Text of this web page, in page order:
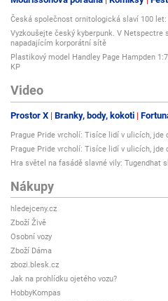
Česká společnost ornitologická slaví 100 let:
Vyzkoušejte český kyberpunk. V
napadajícím korporátní sítě
Plastikový model Handley Page Hampden
KP
Video
Prostor X Branky, body, kokoti
Prague Pride vrcholí: Tisíce lidí v ulicích, jde
Prague Pride vrcholí: Tisíce lidí v ulicích, jde
Hra světel na fasádě slavné vily: Tugendhat
Nákupy
hledejceny.cz
Zboží Živě
Osobní vozy
Zboží Dáma
zbozi.blesk.cz
Jak na prohlídku ojetého vozu?
HobbyKompas